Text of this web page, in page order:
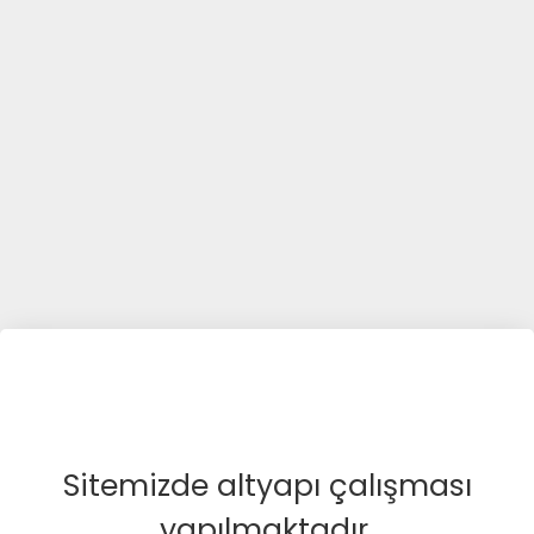
Sitemizde altyapı çalışması